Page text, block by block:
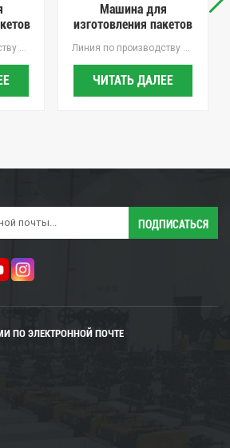
Линия по производству воздушных мешков (двойная коррекция и двойная обмотка) разработаны нашей компанией в соответствии с требованиями рынка. В исходную конструкцию добавлена двойная корректирующая подача материала. Он подходит для коэкструзионной пленки PE и рулонов других материалов для производства различных мешков с воздушной колонной, воздушной подушки и мешков для хранения.
Машина для
изготовления пакетов
подушкой
Линия по производству мешков с воздушной подушкой (двойная коррекция и двойная обмотка) разработаны нашей компанией в соответствии с требованиями рынка. В исходную конструкцию добавлена двойная корректирующая подача материала. Он подходит для коэкструзионной пленки PE и рулонов других материалов для производства различных мешков с воздушной колонной, воздушной подушки и мешков для хранения.
ЧИТАТЬ ДАЛЕЕ
ПО ЭЛЕКТРОННОЙ ПОЧТЕ